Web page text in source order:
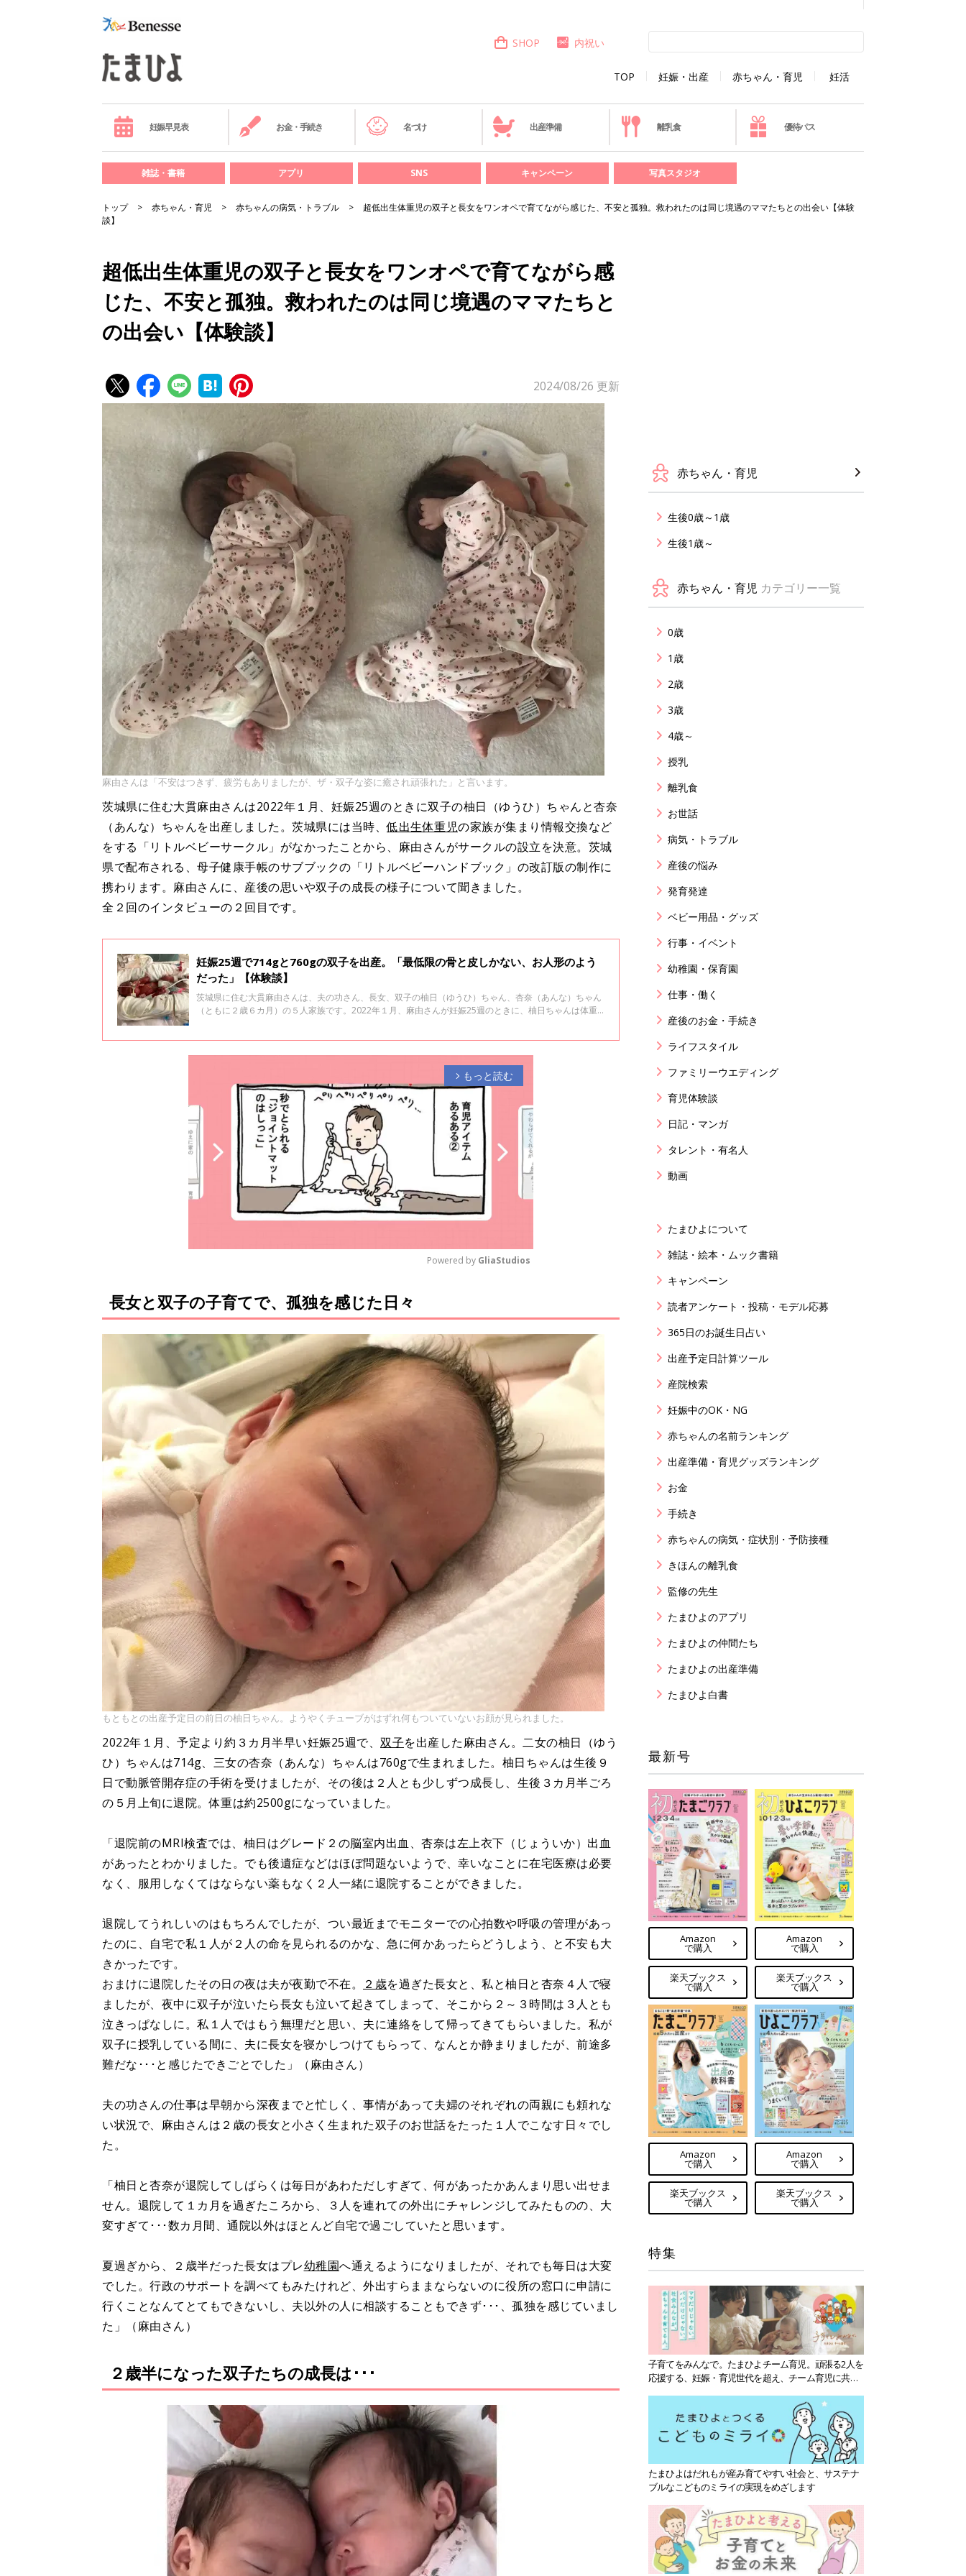
TOP 妊娠・出産 赤ちゃん・育児 妊活
SHOP 内祝い
妊娠早見表 お金・手続き 名づけ 出産準備 離乳食 優待パス
雑誌・書籍 アプリ SNS キャンペーン 写真スタジオ
トップ 赤ちゃん・育児 赤ちゃんの病気・トラブル
超低出生体重児の双子と長女をワンオペで育てながら感じた、不安と孤独。救われたのは同じ境遇のママたちとの出会い【体験
談】
超低出生体重児の双子と長女をワンオペで育てながら感
じた、不安と孤独。救われたのは同じ境遇のママたちと
の出会い【体験談】
2024/08/26 更新
麻由さんは「不安はつきず、疲労もありましたが、ザ・双子な姿に癒され頑張れた」と言います。
茨城県に住む大貫麻由さんは2022年１月、妊娠25週のときに双子の柚日（ゆうひ）ちゃんと杏奈
（あんな）ちゃんを出産しました。茨城県には当時、低出生体重児の家族が集まり情報交換など
をする「リトルベビーサークル」がなかったことから、麻由さんがサークルの設立を決意。茨城
県で配布される、母子健康手帳のサブブックの「リトルベビーハンドブック」の改訂版の制作に
携わります。麻由さんに、産後の思いや双子の成長の様子について聞きました。
全２回のインタビューの２回目です。
妊娠25週で714gと760gの双子を出産。「最低限の骨と皮しかない、お人形のよう
だった」【体験談】
茨城県に住む大貫麻由さんは、夫の功さん、長女、双子の柚日（ゆうひ）ちゃん、杏奈（あんな）ちゃん
（ともに２歳６カ月）の５人家族です。2022年１月、麻由さんが妊娠25週のときに、柚日ちゃんは体重
arrow_forward_ios もっと読む
u
t
e
Powered by GliaStudios
長女と双子の子育てで、孤独を感じた日々
もともとの出産予定日の前日の柚日ちゃん。ようやくチューブがはずれ何もついていないお顔が見られました。
2022年１月、予定より約３カ月半早い妊娠25週で、 双子を出産した麻由さん。二女の柚日（ゆう
ひ）ちゃんは714g、三女の杏奈（あんな）ちゃんは760gで生まれました。柚日ちゃんは生後９
日で動脈管開存症の手術を受けましたが、その後は２人とも少しずつ成長し、生後３カ月半ごろ
の５月上旬に退院。体重は約2500gになっていました。
「退院前のMRI検査では、柚日はグレード２の脳室内出血、杏奈は左上衣下（じょういか）出血
があったとわかりました。でも後遺症などはほぼ問題ないようで、幸いなことに在宅医療は必要
なく、服用しなくてはならない薬もなく２人一緒に退院することができました。
退院してうれしいのはもちろんでしたが、つい最近までモニターでの心拍数や呼吸の管理があっ
たのに、自宅で私１人が２人の命を見られるのかな、急に何かあったらどうしよう、と不安も大
きかったです。
おまけに退院したその日の夜は夫が夜勤で不在。
２歳を過ぎた長女と、私と柚日と杏奈４人で寝
ましたが、夜中に双子が泣いたら長女も泣いて起きてしまって、そこから２～３時間は３人とも
泣きっぱなしに。私１人ではもう無理だと思い、夫に連絡をして帰ってきてもらいました。私が
双子に授乳している間に、夫に長女を寝かしつけてもらって、なんとか静まりましたが、前途多
難だな･･･と感じたできごとでした」（麻由さん）
夫の功さんの仕事は早朝から深夜までと忙しく、事情があって夫婦のそれぞれの両親にも頼れな
い状況で、麻由さんは２歳の長女と小さく生まれた双子のお世話をたった１人でこなす日々でし
た。
「柚日と杏奈が退院してしばらくは毎日があわただしすぎて、何があったかあんまり思い出せま
せん。退院して１カ月を過ぎたころから、３人を連れての外出にチャレンジしてみたものの、大
変すぎて･･･数カ月間、通院以外はほとんど自宅で過ごしていたと思います。
夏過ぎから、２歳半だった長女はプレ幼稚園へ通えるようになりましたが、それでも毎日は大変
でした。行政のサポートを調べてもみたけれど、外出すらままならないのに役所の窓口に申請に
行くことなんてとてもできないし、夫以外の人に相談することもできず･･･、孤独を感じていまし
た」（麻由さん）
２歳半になった双子たちの成長は･･･
赤ちゃん・育児
生後0歳～1歳
生後1歳～
赤ちゃん・育児 カテゴリー一覧
0歳
1歳
2歳
3歳
4歳～
授乳
離乳食
お世話
病気・トラブル
産後の悩み
発育発達
ベビー用品・グッズ
行事・イベント
幼稚園・保育園
仕事・働く
産後のお金・手続き
ライフスタイル
ファミリーウエディング
育児体験談
日記・マンガ
タレント・有名人
動画
たまひよについて
雑誌・絵本・ムック書籍
キャンペーン
読者アンケート・投稿・モデル応募
365日のお誕生日占い
出産予定日計算ツール
産院検索
妊娠中のOK・NG
赤ちゃんの名前ランキング
出産準備・育児グッズランキング
お金
手続き
赤ちゃんの病気・症状別・予防接種
きほんの離乳食
監修の先生
たまひよのアプリ
たまひよの仲間たち
たまひよの出産準備
たまひよ白書
最新号
Amazon
で購入
楽天ブックス
で購入
Amazon
で購入
楽天ブックス
で購入
Amazon
で購入
楽天ブックス
で購入
Amazon
で購入
楽天ブックス
で購入
特集
子育てをみんなで。たまひよチーム育児。頑張る2人を
応援する、妊娠・育児世代を超え、チーム育児に共感
たまひよはだれもが産み育てやすい社会と、サステナ
ブルなこどものミライの実現をめざします